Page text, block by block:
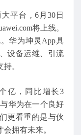
平台，6月30日
将上线。
华为坤灵App具
设备运维、引流
。
亿，同比增长3
华为在一个良好
更看重的是与伙
拥有未来。